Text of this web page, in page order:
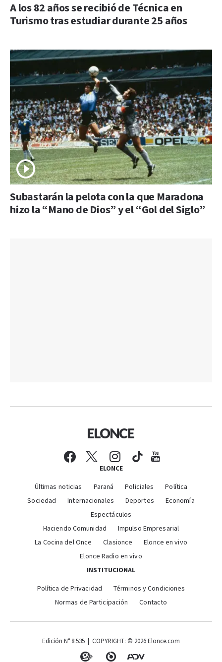
A los 82 años se recibió de Técnica en
Turismo tras estudiar durante 25 años
Subastarán la pelota con la que Maradona
hizo la “Mano de Dios” y el “Gol del Siglo”
ELONCE
Últimas noticias Paraná Policiales
Política
Sociedad
Internacionales Deportes
Economía
Espectáculos
Haciendo Comunidad
Impulso Empresarial
La Cocina del Once
Clasionce
Elonce en vivo
Elonce Radio en vivo
INSTITUCIONAL
Política de Privacidad
Términos y Condiciones
Normas de Participación
Contacto
Edición N° 8.535 | COPYRIGHT: © 2026 Elonce.com